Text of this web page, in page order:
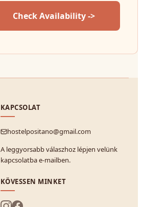
Check Availability ->
KAPCSOLAT
hostelpositano@gmail.com
A leggyorsabb válaszhoz lépjen velünk
kapcsolatba e-mailben.
KÖVESSEN MINKET